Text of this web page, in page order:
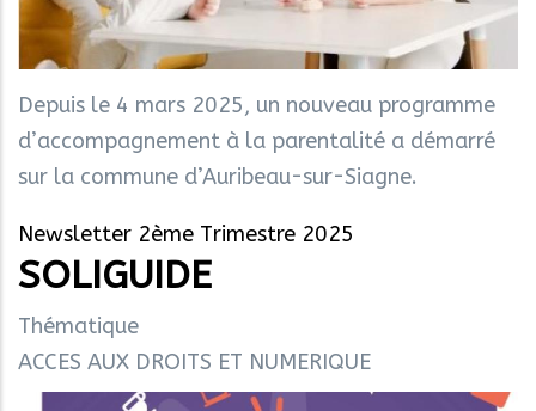
Depuis le 4 mars 2025, un nouveau programme
d’accompagnement à la parentalité a démarré
sur la commune d’Auribeau-sur-Siagne.
Newsletter 2ème Trimestre 2025
SOLIGUIDE
Thématique
ACCES AUX DROITS ET NUMERIQUE